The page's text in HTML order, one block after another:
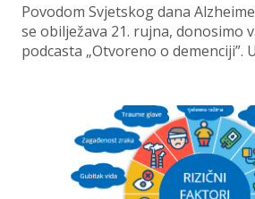
Povodom Svjetskog dana
se obilježava 21. rujna, donosimo
podcasta „Otvoreno o demenciji”.